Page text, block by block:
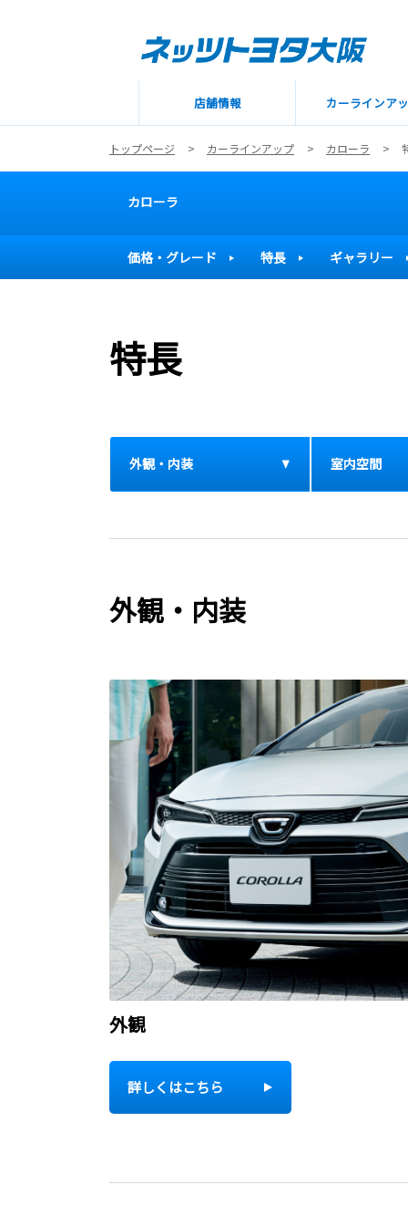
店舗情報 カーラインア
トップページ カーラインアップ カローラ
カローラ
価格・グレード 特長 ギャラリー
特長
外観・内装 室内空間
外観・内装
外観
詳しくはこちら